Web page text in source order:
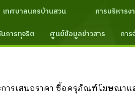
เทศบาลนครบ้านสวน การบริหารง
การทุจริต
ศูนย์ข้อมูลข่าวสาร การ
ารเสนอราคา ซื้อครุภัณฑ์โฆษณา